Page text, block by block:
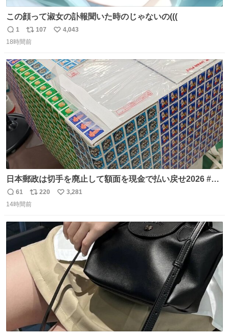
この顔って淑女の訃報聞いた時のじゃないの(((
返
信
1
リ
ポ
ト
数
107
い
数
4,043
18時間前
日本郵政は切手を廃止して額面を現金で払い戻せ2026 #日
本郵政 @JapanPostHD_PR
返
信
61
リ
ポ
ト
220
い
数
3,281
14時間前